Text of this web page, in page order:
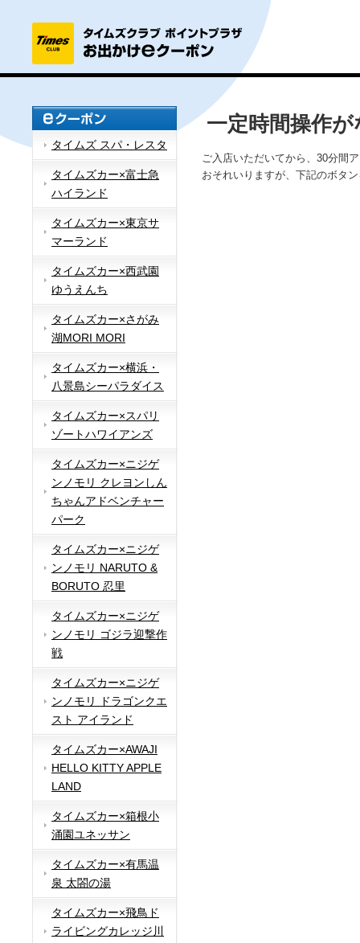
タイムズ スパ・レスタ
タイムズカー×富士急
ハイランド
タイムズカー×東京サ
マーランド
タイムズカー×西武園
ゆうえんち
タイムズカー×さがみ
湖MORI MORI
タイムズカー×横浜・
八景島シーパラダイス
タイムズカー×スパリ
ゾートハワイアンズ
タイムズカー×ニジゲ
ンノモリ クレヨンしん
ちゃんアドベンチャー
パーク
タイムズカー×ニジゲ
ンノモリ NARUTO &
BORUTO 忍里
タイムズカー×ニジゲ
ンノモリ ゴジラ迎撃作
戦
タイムズカー×ニジゲ
ンノモリ ドラゴンクエ
スト アイランド
タイムズカー×AWAJI
HELLO KITTY APPLE
LAND
タイムズカー×箱根小
涌園ユネッサン
タイムズカー×有馬温
泉 太閤の湯
タイムズカー×飛鳥ド
ライビングカレッジ川
一定時間操作
ご入店いただいてから、30分間
おそれいりますが、下記のボタ